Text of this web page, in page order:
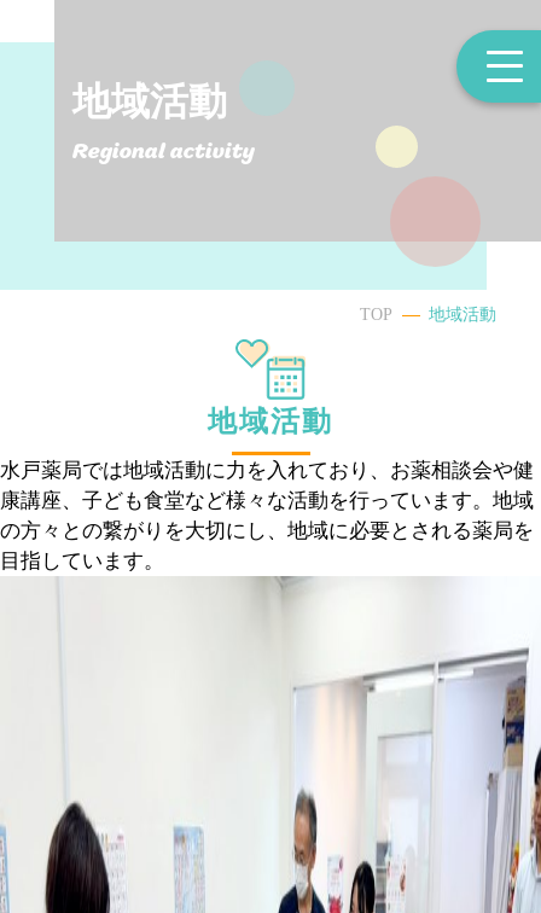
地域活動
Regional activity
TOP 地域活動
地域活動
水戸薬局では地域活動に力を入れており、お薬相談会や健
康講座、子ども食堂など様々な活動を行っています。地域
の方々との繋がりを大切にし、地域に必要とされる薬局を
目指しています。